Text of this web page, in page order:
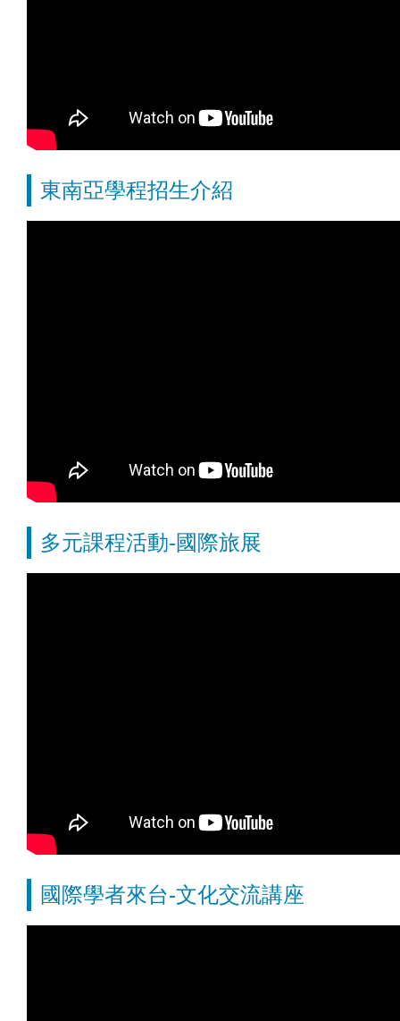
東南亞學程招生介紹
多元課程活動-國際旅展
國際學者來台-文化交流講座